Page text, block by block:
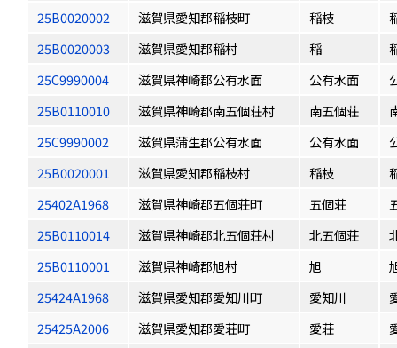
25B0020002
滋賀県愛知郡稲枝町 稲枝
25B0020003
滋賀県愛知郡稲村 稲
25C9990004
滋賀県神崎郡公有水面 公有水面
25B0110010
滋賀県神崎郡南五個荘村 南五個荘
25C9990002
滋賀県蒲生郡公有水面 公有水面
25B0020001
滋賀県愛知郡稲枝村 稲枝
25402A1968
滋賀県神崎郡五個荘町 五個荘
25B0110014
滋賀県神崎郡北五個荘村 北五個荘
25B0110001
滋賀県神崎郡旭村 旭
25424A1968
滋賀県愛知郡愛知川町 愛知川
25425A2006
滋賀県愛知郡愛荘町 愛荘